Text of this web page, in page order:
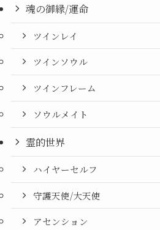
魂の御縁/運命
ツインレイ
ツインソウル
ツインフレーム
ソウルメイト
霊的世界
ハイヤーセルフ
守護天使/大天使
アセンション